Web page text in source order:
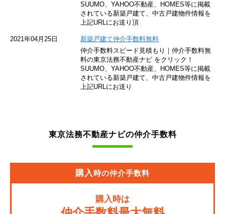
JR南武線
SUUMO、YAHOO不動産、HOMES等に掲載
されている新築戸建て、中古戸建物件情報を
上記URLにお送り頂
2021年04月25日
新築戸建て仲介手数料無料
仲介手数料スピード見積もり｜仲介手数料無
料の東京法務不動産ナビ をクリック！
SUUMO、YAHOO不動産、HOMES等に掲載
されている新築戸建て、中古戸建物件情報を
上記URLにお送り
東京法務不動産ナビの仲介手数料
購入時の仲介手数料
購入時は